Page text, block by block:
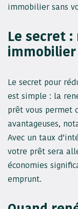
immobilier sans
Le secret
immobilier
Le secret pour
est simple : la
prêt vous permet
avantageuses,
Avec un taux
votre prêt sera
économies
emprunt.